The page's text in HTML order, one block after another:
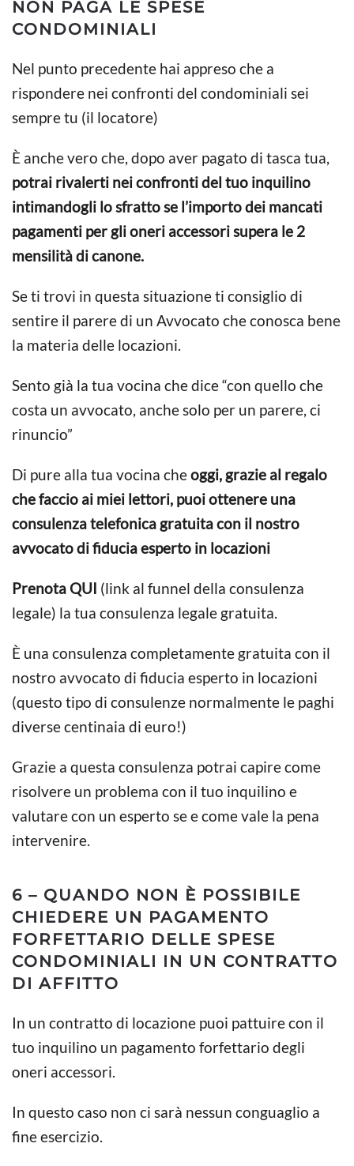
NON PAGA LE SPESE
CONDOMINIALI
Nel punto precedente hai appreso che a
rispondere nei confronti del condominiali sei
sempre tu (il locatore)
È anche vero che, dopo aver pagato di tasca tua,
potrai rivalerti nei confronti del tuo inquilino
intimandogli lo sfratto se l’importo dei mancati
pagamenti per gli oneri accessori supera le 2
mensilità di canone.
Se ti trovi in questa situazione ti consiglio di
sentire il parere di un Avvocato che conosca bene
la materia delle locazioni.
Sento già la tua vocina che dice “con quello che
costa un avvocato, anche solo per un parere, ci
rinuncio”
Di pure alla tua vocina cheoggi, grazie al regalo
che faccio ai miei lettori, puoi ottenere una
consulenza telefonica gratuita con il nostro
avvocato di fiducia esperto in locazioni
Prenota QUI (link al funnel della consulenza
legale) la tua consulenza legale gratuita.
È una consulenza completamente gratuita con il
nostro avvocato di fiducia esperto in locazioni
(questo tipo di consulenze normalmente le paghi
diverse centinaia di euro!)
Grazie a questa consulenza potrai capire come
risolvere un problema con il tuo inquilino e
valutare con un esperto se e come vale la pena
intervenire.
6 – QUANDO NON È POSSIBILE
CHIEDERE UN PAGAMENTO
FORFETTARIO DELLE SPESE
CONDOMINIALI IN UN CONTRATTO
DI AFFITTO
In un contratto di locazione puoi pattuire con il
tuo inquilino un pagamento forfettario degli
oneri accessori.
In questo caso non ci sarà nessun conguaglio a
fine esercizio.